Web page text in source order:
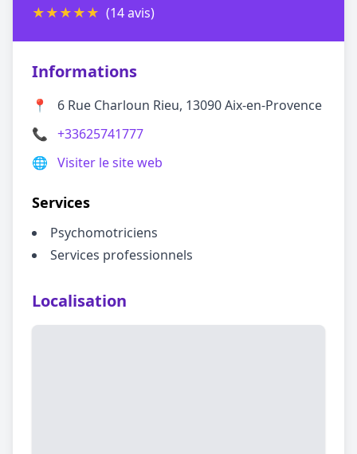
★★★★★ (14 avis)
Informations
📍
6 Rue Charloun Rieu, 13090 Aix-en-Provence
📞 +33625741777
🌐 Visiter le site web
Services
Psychomotriciens
Services professionnels
Localisation